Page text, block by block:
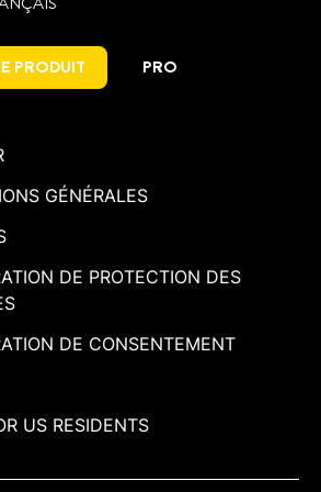
PRODUIT PRO
GÉNÉRALES
DE PROTECTION DES
DE CONSENTEMENT
US RESIDENTS